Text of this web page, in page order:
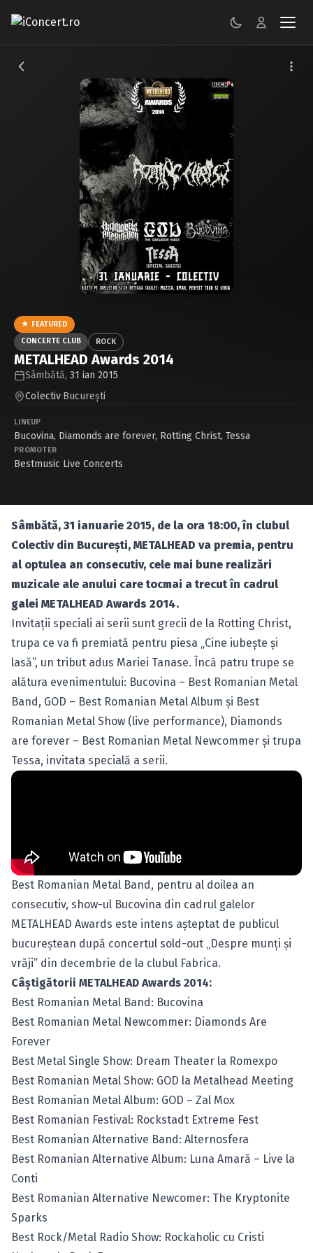
CONCERTE
Caută în site...
★ FEATURED
CONCERTE CLUB
ROCK
METALHEAD Awards 2014
Sâmbătă, 31 ian 2015
Colectiv·Bucureşti
LINEUP
Bucovina, Diamonds are forever, Rotting Christ, Tessa
PROMOTER
Bestmusic Live Concerts
Sâmbătă, 31 ianuarie 2015, de la ora 18:00, în clubul
Colectiv din Bucureşti, METALHEAD va premia, pentru
al optulea an consecutiv, cele mai bune realizări
muzicale ale anului care tocmai a trecut în cadrul
galei METALHEAD Awards 2014.
Invitaţii speciali ai serii sunt grecii de la Rotting Christ,
trupa ce va fi premiată pentru piesa „Cine iubeşte şi
lasă”, un tribut adus Mariei Tanase. Încă patru trupe se
alătura evenimentului: Bucovina – Best Romanian Metal
Band, GOD – Best Romanian Metal Album şi Best
Romanian Metal Show (live performance), Diamonds
are forever – Best Romanian Metal Newcommer şi trupa
Tessa, invitata specială a serii.
Best Romanian Metal Band, pentru al doilea an
consecutiv, show-ul Bucovina din cadrul galelor
METALHEAD Awards este intens aşteptat de publicul
bucureştean după concertul sold-out „Despre munţi şi
vrăji” din decembrie de la clubul Fabrica.
Câştigătorii METALHEAD Awards 2014:
Best Romanian Metal Band: Bucovina
Best Romanian Metal Newcommer: Diamonds Are
Forever
Best Metal Single Show: Dream Theater la Romexpo
Best Romanian Metal Show: GOD la Metalhead Meeting
Best Romanian Metal Album: GOD – Zal Mox
Best Romanian Festival: Rockstadt Extreme Fest
Best Romanian Alternative Band: Alternosfera
Best Romanian Alternative Album: Luna Amară – Live la
Conti
Best Romanian Alternative Newcomer: The Kryptonite
Sparks
Best Rock/Metal Radio Show: Rockaholic cu Cristi